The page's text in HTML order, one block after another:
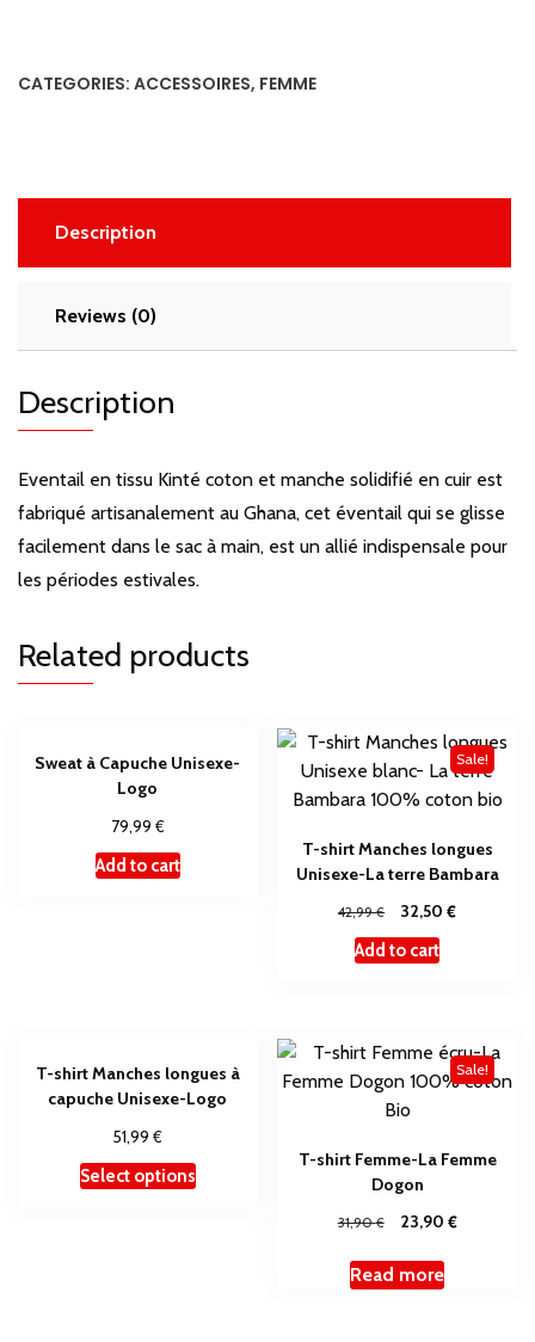
tissu
CATEGORIES: ACCESSOIRES, FEMME
Description
Reviews (0)
Description
Eventail en tissu Kinté coton et manche solidifié en cuir est
fabriqué artisanalement au Ghana, cet éventail qui se glisse
facilement dans le sac à main, est un allié indispensale pour
les périodes estivales.
Related products
Sweat à Capuche Unisexe-
Logo
79,99 €
Add to cart
Sale!
T-shirt Manches longues
Unisexe-La terre Bambara
42,99€ 32,50€
Add to cart
T-shirt Manches longues à
capuche Unisexe-Logo
51,99€
Select options
Sale!
T-shirt Femme-La Femme
Dogon
31,90€ 23,90 €
Read more